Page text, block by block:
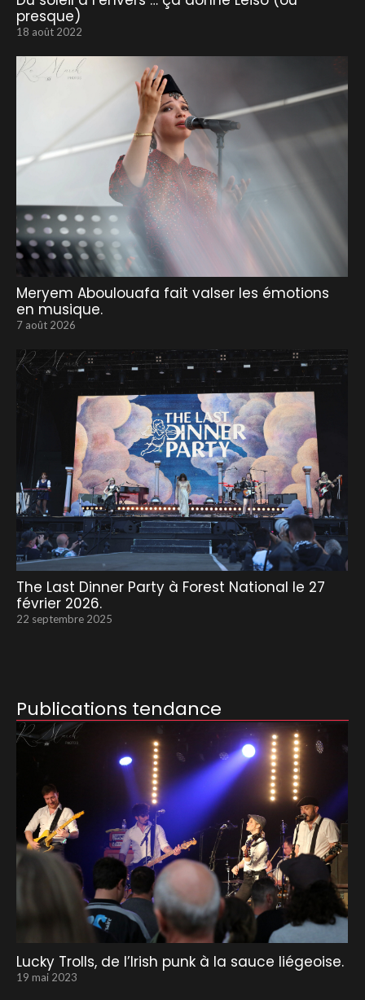
presque)
18 août 2022
Meryem Aboulouafa fait valser les émotions
en musique.
7 août 2026
The Last Dinner Party à Forest National le 27
février 2026.
22 septembre 2025
Publications tendance
Lucky Trolls, de l’Irish punk à la sauce liégeoise.
19 mai 2023